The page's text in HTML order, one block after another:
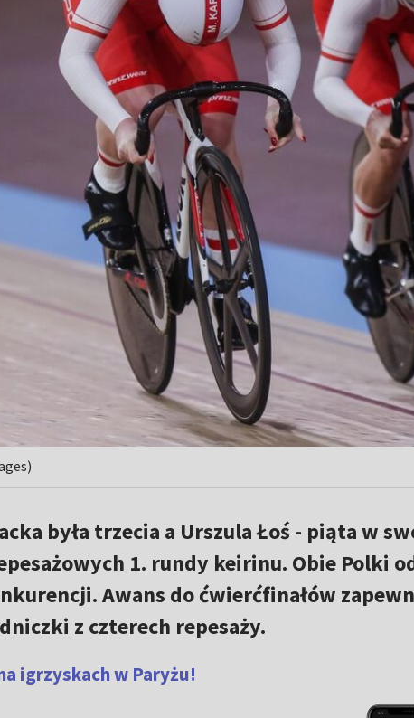
była trzecia a Urszula Łoś - piąta w
1. rundy keirinu. Obie Polki
Awans do ćwierćfinałów
z czterech repesaży.
igrzyskach w Paryżu!